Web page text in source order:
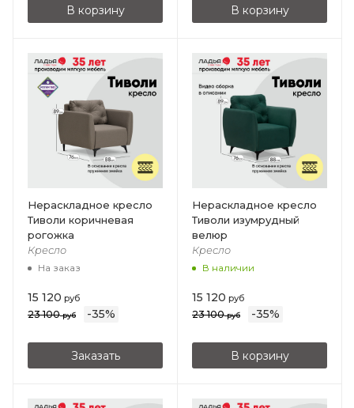
В корзину В корзину
Нераскладное кресло
Тиволи коричневая
рогожка
Кресло
На заказ
15 120 руб
23 100руб -35%
Заказать
Нераскладное кресло
Тиволи изумрудный
велюр
Кресло
В наличии
15 120 руб
23 100руб -35%
В корзину